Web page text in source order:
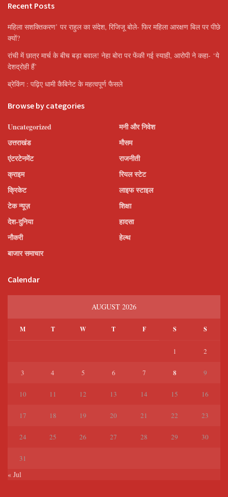
Recent Posts
महिला सशक्तिकरण’ पर राहुल का संदेश, रिजिजू बोले- फिर महिला आरक्षण बिल पर पीछे
क्यों?
रांची में छात्र मार्च के बीच बड़ा बवाल! नेहा बोरा पर फेंकी गई स्याही, आरोपी ने कहा- ‘ये
देशद्रोही हैं’
ब्रेकिंग : पढ़िए धामी कैबिनेट के महत्वपूर्ण फैसले
Browse by categories
Uncategorized
उत्तराखंड
एंटरटेनमेंट
क्राइम
क्रिकेट
टेक न्यूज़
देश-दुनिया
नौकरी
बाजार समाचार
मनी और निवेश
मौसम
राजनीती
रियल स्टेट
लाइफ स्टाइल
शिक्षा
हादसा
हेल्थ
Calendar
AUGUST 2026
M T W T F S S
1 2
3 4 5 6 7 8 9
10 11 12 13 14 15 16
17 18 19 20 21 22 23
24 25 26 27 28 29 30
31
« Jul